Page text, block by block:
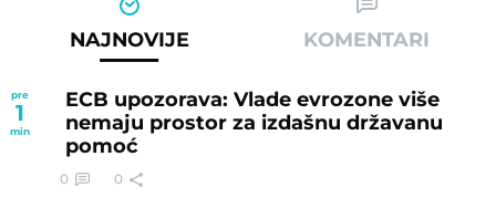
NAJNOVIJE KOMENTARI
pre
1
min
ECB upozorava: Vlade evrozone više
nemaju prostor za izdašnu državanu
pomoć
0 0